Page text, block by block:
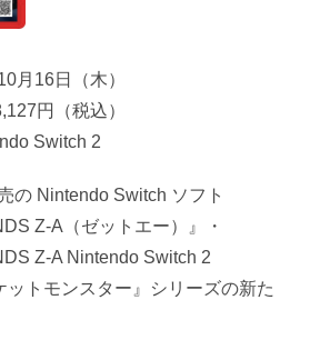
月16日（木）
円（税込）
Switch 2
の Nintendo Switch ソフト
Z-A（ゼットエー）』・
Z-A Nintendo Switch 2
ットモンスター』シリーズの新た